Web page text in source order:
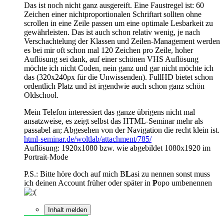
Das ist noch nicht ganz ausgereift. Eine Faustregel ist: 60
Zeichen einer nichtproportionalen Schriftart sollten ohne
scrollen in eine Zeile passen um eine optimale Lesbarkeit zu
gewährleisten. Das ist auch schon relativ wenig, je nach
Verschachtelung der Klassen und Zeilen-Management werden
es bei mir oft schon mal 120 Zeichen pro Zeile, hoher
Auflösung sei dank, auf einer schönen VHS Auflösung
möchte ich nicht Coden, nein ganz und gar nicht möchte ich
das (320x240px für die Unwissenden). FullHD bietet schon
ordentlich Platz und ist irgendwie auch schon ganz schön
Oldschool.
Mein Telefon interessiert das ganze übrigens nicht mal
ansatzweise, es zeigt selbst das HTML-Seminar mehr als
passabel an; Abgesehen von der Navigation die recht klein ist.
html-seminar.de/woltlab/attachment/785/
Auflösung: 1920x1080 bzw. wie abgebildet 1080x1920 im
Portrait-Mode
P.S.: Bitte höre doch auf mich BLasi zu nennen sonst muss
ich deinen Account früher oder später in Popo umbenennen
Inhalt melden